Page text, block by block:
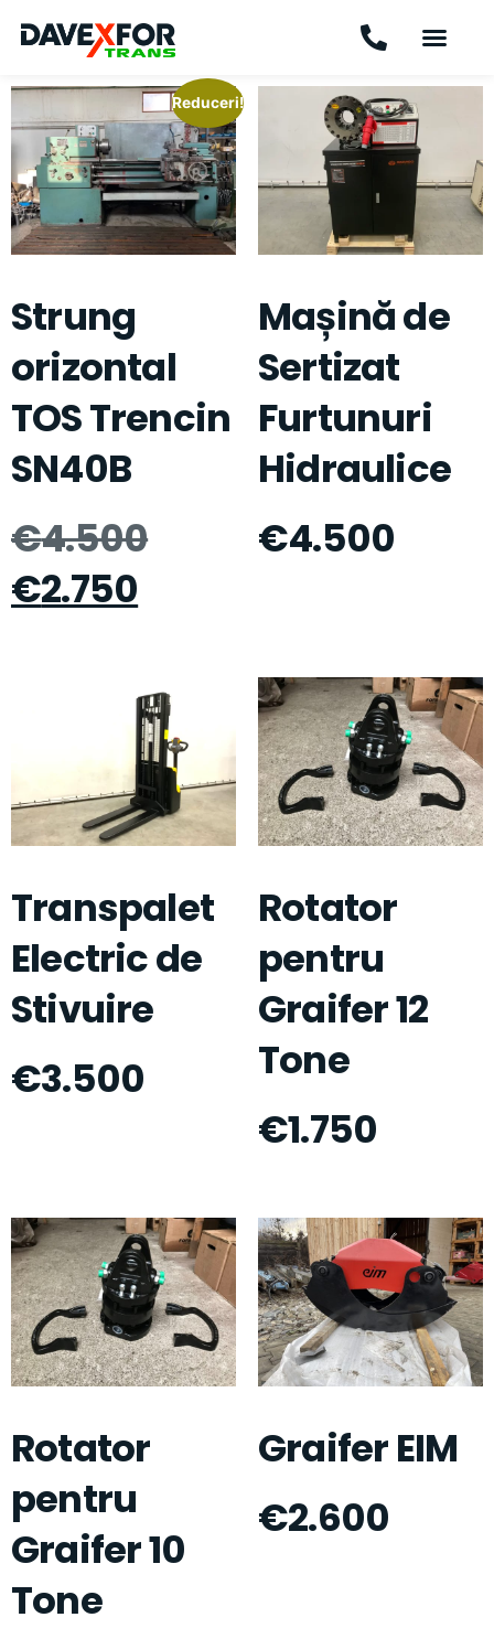
Reduceri!
Strung
orizontal
TOS Trencin
SN40B
€4.500
€2.750
Mașină de
Sertizat
Furtunuri
Hidraulice
€4.500
Transpalet
Electric de
Stivuire
€3.500
Rotator
pentru
Graifer 12
Tone
€1.750
Rotator
pentru
Graifer 10
Tone
Graifer EIM
€2.600